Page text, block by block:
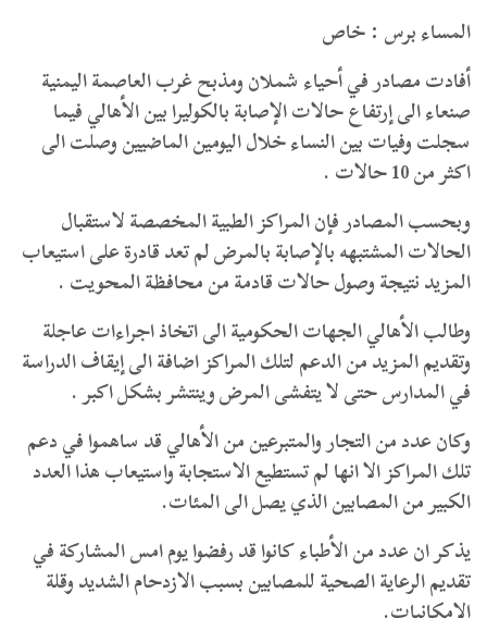
المساء برس : خاص
أفادت مصادر في أحياء شملان ومذبح غرب العاصمة اليمنية
صنعاء الى إرتفاع حالات الإصابة بالكوليرا بين الأهالي فيما
سجلت وفيات بين النساء خلال اليومين الماضيين وصلت الى
اكثر من 10 حالات .
وبحسب المصادر فإن المراكز الطبية المخصصة لاستقبال
الحالات المشتبهه بالإصابة بالمرض لم تعد قادرة على استيعاب
المزيد نتيجة وصول حالات قادمة من محافظة المحويت .
وطالب الأهالي الجهات الحكومية الى اتخاذ اجراءات عاجلة
وتقديم المزيد من الدعم لتلك المراكز اضافة الى إيقاف الدراسة
في المدارس حتى لا يتفشى المرض وينتشر بشكل اكبر .
وكان عدد من التجار والمتبرعين من الأهالي قد ساهموا في دعم
تلك المراكز الا انها لم تستطيع الاستجابة واستيعاب هذا العدد
الكبير من المصابين الذي يصل الى المئات.
يذكر ان عدد من الأطباء كانوا قد رفضوا يوم امس المشاركة في
تقديم الرعاية الصحية للمصابين بسبب الازدحام الشديد وقلة